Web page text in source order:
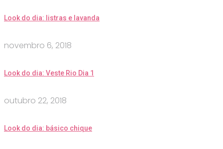
Look do dia: listras e lavanda
novembro 6, 2018
Look do dia: Veste Rio Dia 1
outubro 22, 2018
Look do dia: básico chique